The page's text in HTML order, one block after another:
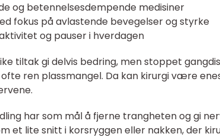
og betennelsesdempende medisiner
fokus på avlastende bevegelser og styrke
og pauser i hverdagen
tiltak gi delvis bedring, men stoppet
ren plassmangel. Da kan kirurgi være
har som mål å fjerne trangheten og gi
et lite snitt i korsryggen eller nakken, der